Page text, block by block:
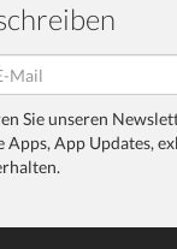
Sie unseren
Apps, App Updates,